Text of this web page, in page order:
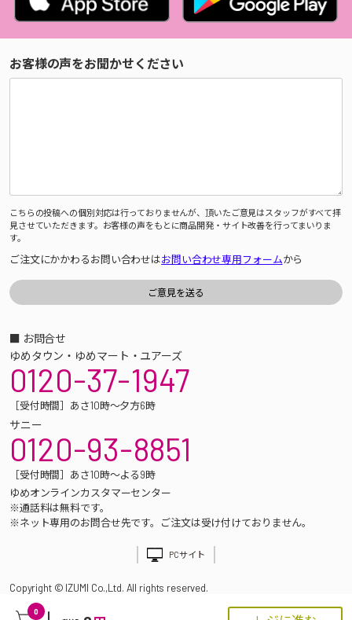
0
お客様の声をお聞かせください
こちらの投稿への個別対応は行っておりませんが、頂いたご意見はスタッフがすべて拝
見させていただきます。お客様の声をもとに商品開発・サイト改善を行ってまいりま
す。
ご注文にかかわるお問い合わせはお問い合わせ専用フォームから
■ お問合せ
ゆめタウン・ゆめマート・ユアーズ
0120-37-1947
［受付時間］あさ10時～夕方6時
サニー
0120-93-8851
［受付時間］あさ10時～よる9時
ゆめオンラインカスタマーセンター
※通話料は無料です。
※ネット専用のお問合せ先です。ご注文は受け付けておりません。
PCサイト
Copyright © IZUMI Co.,Ltd. All rights reserved.